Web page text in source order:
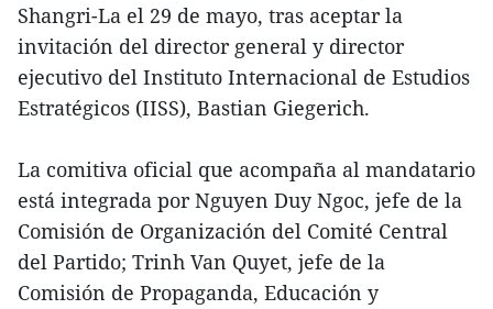
Shangri-La el 29 de mayo, tras aceptar la
invitación del director general y director
ejecutivo del Instituto Internacional de Estudios
Estratégicos (IISS), Bastian Giegerich.
La comitiva oficial que acompaña al mandatario
está integrada por Nguyen Duy Ngoc, jefe de la
Comisión de Organización del Comité Central
del Partido; Trinh Van Quyet, jefe de la
Comisión de Propaganda, Educación y